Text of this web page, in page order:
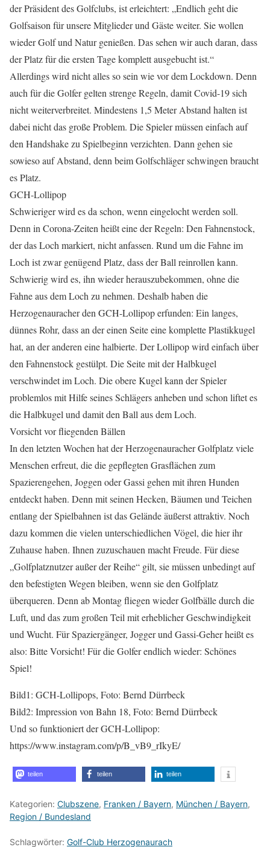
der Präsident des Golfclubs, ist erleichtert: „Endlich geht die
Golfsaison für unsere Mitglieder und Gäste weiter. Sie wollen
wieder Golf und Natur genießen. Das sehen wir auch daran, dass
der Platz für die ersten Tage komplett ausgebucht ist.“
Allerdings wird nicht alles so sein wie vor dem Lockdown. Denn
auch für die Golfer gelten strenge Regeln, damit Covid-19 sich
nicht weiterverbreitet. Mindestens 1,5 Meter Abstand halten ist
dabei nicht das große Problem. Die Spieler müssen einfach auf
den Handshake zu Spielbeginn verzichten. Dann gehen sie
sowieso auf Abstand, denn beim Golfschläger schwingen braucht
es Platz.
GCH-Lollipop
Schwieriger wird es da schon, wenn eingelocht werden soll.
Denn in Corona-Zeiten heißt eine der Regeln: Den Fahnenstock,
der das Loch markiert, nicht anfassen. Rund um die Fahne im
Loch ist zwar genügend Platz, dass der Ball reinrollen kann.
Schwierig wird es, ihn wieder herauszubekommen, ohne die
Fahne aus dem Loch zu nehmen. Deshalb haben die
Herzogenauracher den GCH-Lollipop erfunden: Ein langes,
dünnes Rohr, dass an der einen Seite eine komplette Plastikkugel
hat, an der anderen eine halbierte. Der Lollipop wird einfach über
den Fahnenstock gestülpt. Die Seite mit der Halbkugel
verschwindet im Loch. Die obere Kugel kann der Spieler
problemlos mit Hilfe seines Schlägers anheben und schon liftet es
die Halbkugel und damit den Ball aus dem Loch.
Vorsicht vor fliegenden Bällen
In den letzten Wochen hat der Herzogenauracher Golfplatz viele
Menschen erfreut, die die gepflegten Grasflächen zum
Spazierengehen, Joggen oder Gassi gehen mit ihren Hunden
entdeckt haben. Denn mit seinen Hecken, Bäumen und Teichen
entlang der Spielbahnen ist das Gelände äußerst attraktiv. Noch
dazu kommen die vielen unterschiedlichen Vögel, die hier ihr
Zuhause haben. Ihnen zuzuschauen macht Freude. Für diese
„Golfplatznutzer außer der Reihe“ gilt, sie müssen unbedingt auf
den befestigten Wegen bleiben, wenn sie den Golfplatz
überqueren. Denn ab Montag fliegen wieder Golfbälle durch die
Luft, und das zum großen Teil mit erheblicher Geschwindigkeit
und Wucht. Für Spaziergänger, Jogger und Gassi-Geher heißt es
also: Bitte Vorsicht! Für die Golfer endlich wieder: Schönes
Spiel!
Bild1: GCH-Lollipops, Foto: Bernd Dürrbeck
Bild2: Impression von Bahn 18, Foto: Bernd Dürrbeck
Und so funktioniert der GCH-Lollipop:
https://www.instagram.com/p/B_vB9_rIkyE/
teilen teilen teilen
Kategorien: Clubszene, Franken / Bayern, München / Bayern,
Region / Bundesland
Schlagwörter: Golf-Club Herzogenaurach